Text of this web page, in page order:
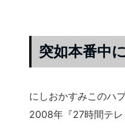
突如本番中
にしおかすみこのハ
2008年『27時間テレ